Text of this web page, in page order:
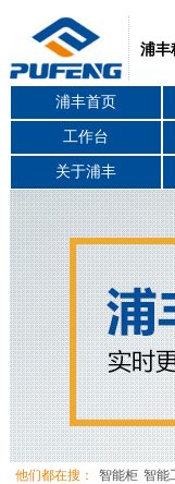
浦丰
浦丰首页
工作台
关于浦丰
他们都在搜： 智能柜 智能